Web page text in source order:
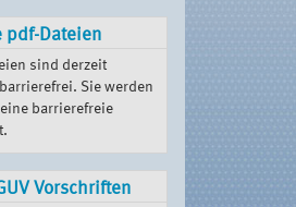
pdf-Dateien
sind derzeit
Sie werden
barrierefreie
Vorschriften